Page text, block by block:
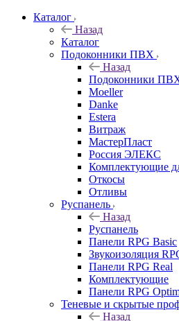
Каталог
Назад
Каталог
Подоконники ПВХ
Назад
Подоконники
Moeller
Danke
Estera
Витраж
МастерПласт
Россия ЭЛЕКС
Комплектующие
Откосы
Отливы
Руспанель
Назад
Руспанель
Панели RPG Basic
Звукоизоляция
Панели RPG Real
Комплектующие
Панели RPG
Теневые и скрытые
Назад